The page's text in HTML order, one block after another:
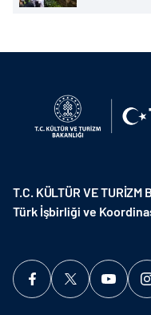
T.C. KÜLTÜR VE TURİZM
Türk İşbirliği ve